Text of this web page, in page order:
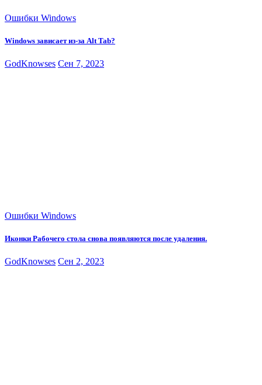
Ошибки Windows
Windows зависает из-за Alt Tab?
GodKnowses Сен 7, 2023
Ошибки Windows
Иконки Рабочего стола снова появляются после удаления.
GodKnowses Сен 2, 2023